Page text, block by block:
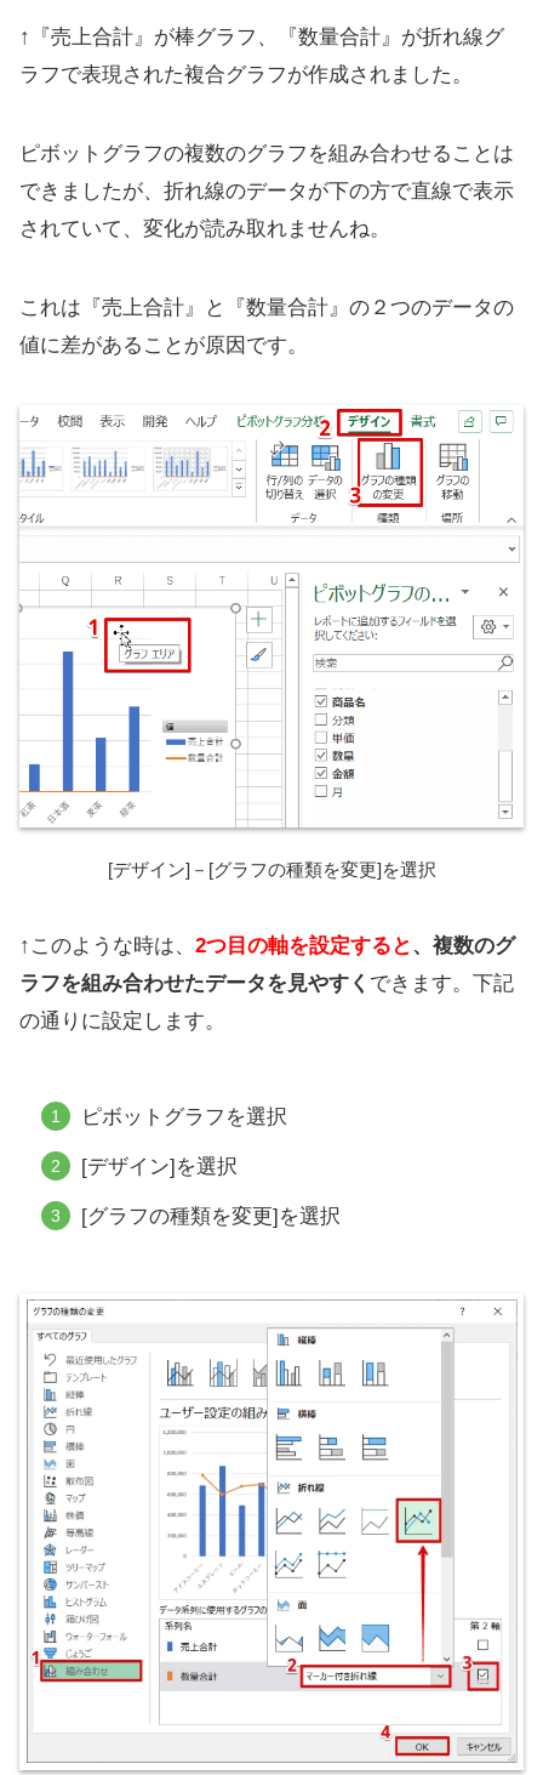
↑『売上合計』が棒グラフ、『数量合計』が折れ線グ
ラフで表現された複合グラフが作成されました。
ピボットグラフの複数のグラフを組み合わせることは
できましたが、折れ線のデータが下の方で直線で表示
されていて、変化が読み取れませんね。
これは『売上合計』と『数量合計』の２つのデータの
値に差があることが原因です。
[デザイン]－[グラフの種類を変更]を選択
↑このような時は、 2つ目の軸を設定すると、複数のグ
ラフを組み合わせたデータを見やすく できます。下記
の通りに設定します。
ピボットグラフを選択
[デザイン]を選択
[グラフの種類を変更]を選択